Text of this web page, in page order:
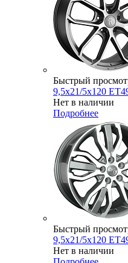
Быстрый
9,5x21/5x120
Нет в наличии
Подробнее
Быстрый
9,5x21/5x120
Нет в наличии